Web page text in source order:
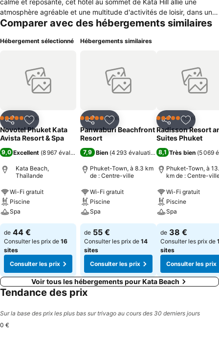
calme et reposante, cet hôtel au sommet de Kata Hill allie une
atmosphère agréable et une multitude d'activités de loisir, dans un
cadre préservé.
Comparer avec des hébergements similaires
Hébergement sélectionné
PartagerAjouter à mes favoris
5 Étoiles Hôtel
Novotel Phuket Kata
Avista Resort & Spa
9,0 Excellent (8 967 évaluations)
Kata Beach,
Thaïlande
Wi-Fi gratuit
Piscine
Spa
de 44 €
Consulter les prix de 16
sites
Consulter les prix
Hébergements similaires
PartagerAjouter à mes favoris
5 Étoiles Hôtel
Panwaburi Beachfront
Resort
7,9 Bien (4 293 évaluations)
Phuket-Town, à 8.3 km
de : Centre-ville
Wi-Fi gratuit
Piscine
Spa
de 55 €
Consulter les prix de 14
sites
Consulter les prix
PartagerAjouter
5 Étoiles Hôtel
Radisson Resort
Suites Phuket
8,1 Très bien (5 069
Phuket-Town, à
km de : Centre-
Wi-Fi gratuit
Piscine
Spa
de 38 €
Consulter les prix de
sites
Consulter les prix
Voir tous les hébergements pour Kata Beach
Tendance des prix
Sur la base des prix les plus bas sur trivago au cours des 30 derniers jours
0 €